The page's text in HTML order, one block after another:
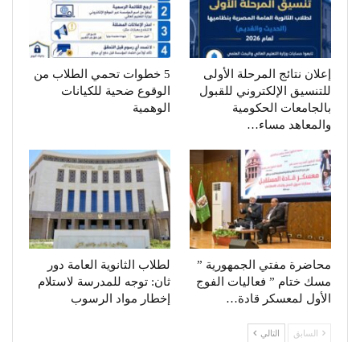
إعلان نتائج المرحلة الأولى
للتنسيق الإلكتروني للقبول
بالجامعات الحكومية
والمعاهد مساء…
5 خطوات تحمي الطلاب من
الوقوع ضحية للكيانات
الوهمية
محاضرة مفتي الجمهورية ”
مسك ختام ” فعاليات الفوج
الأول لمعسكر قادة…
لطلاب الثانوية العامة دور
ثان: توجه للمدرسة لاستلام
إخطار مواد الرسوب
السابق التالي